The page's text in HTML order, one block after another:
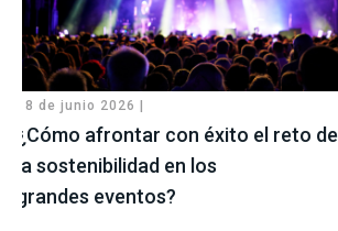
18 de junio 2026 |
¿Cómo afrontar con éxito el reto de
la sostenibilidad en los
grandes eventos?